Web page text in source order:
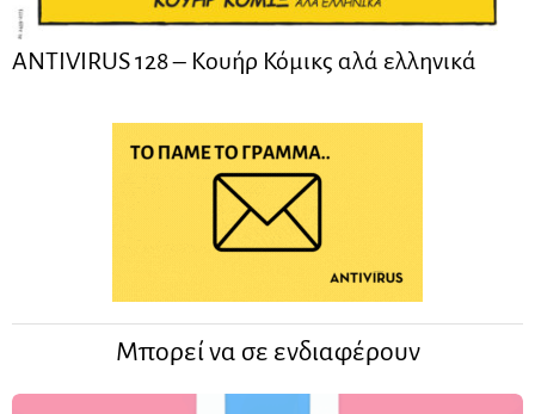
ANTIVIRUS 128 – Kουήρ Κόμικς αλά ελληνικά
Μπορεί να σε ενδιαφέρουν